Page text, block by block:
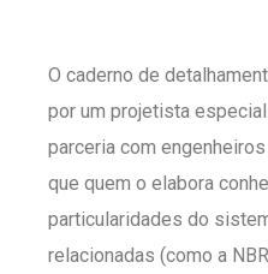
O caderno de
por um projetista
parceria com
que quem o elabora
particularidades do
relacionadas (como a